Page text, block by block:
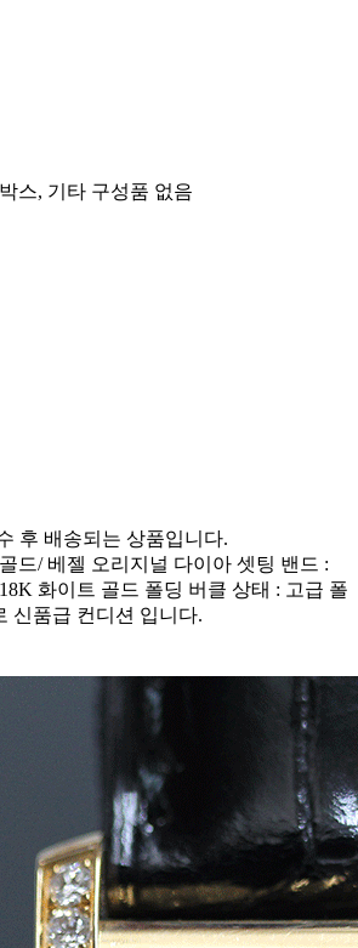
스, 기타 구성품 없음
후 배송되는 상품입니다.
드/ 베젤 오리지널 다이아 셋팅 밴드 :
화이트 골드 폴딩 버클 상태 : 고급 폴
신품급 컨디션 입니다.